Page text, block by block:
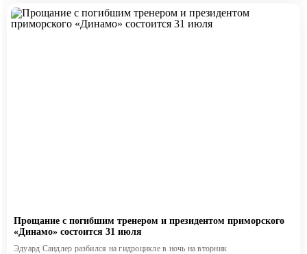
Прощание с погибшим тренером и президентом приморского
«Динамо» состоится 31 июля
Эдуард Сандлер разбился на гидроцикле в ночь на вторник